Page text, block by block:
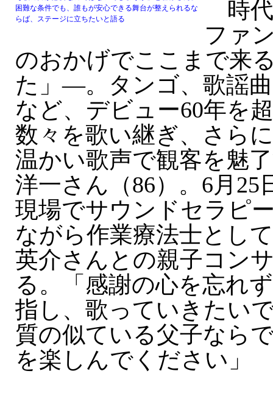
困難な条件でも、誰もが安心できる舞台が整えられるな
らば、ステージに立ちたいと語る
時代
ファ
のおかげでここまで来
た」—。タンゴ、歌謡
など、デビュー60年を
数々を歌い継ぎ、さら
温かい歌声で観客を魅
洋一さん（86）。6月25
現場でサウンドセラピ
ながら作業療法士とし
英介さんとの親子コン
る。「感謝の心を忘れ
指し、歌っていきたい
質の似ている父子なら
を楽しんでください」